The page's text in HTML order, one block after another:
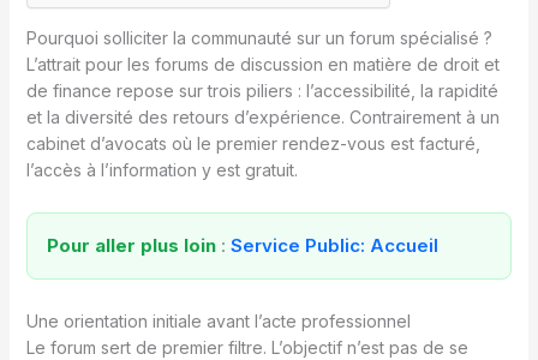
Pourquoi solliciter la communauté sur un forum spécialisé ?
L’attrait pour les forums de discussion en matière de droit et
de finance repose sur trois piliers : l’accessibilité, la rapidité
et la diversité des retours d’expérience. Contrairement à un
cabinet d’avocats où le premier rendez-vous est facturé,
l’accès à l’information y est gratuit.
Pour aller plus loin: Service Public: Accueil
Une orientation initiale avant l’acte professionnel
Le forum sert de premier filtre. L’objectif n’est pas de se